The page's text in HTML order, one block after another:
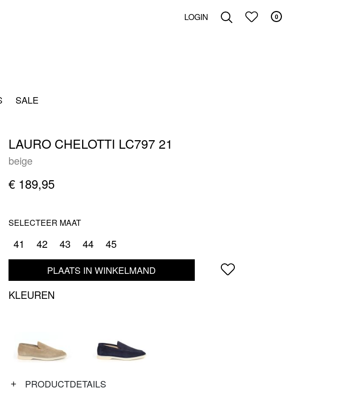
LOGIN 0
SALE
LAURO CHELOTTI LC797 21
beige
€ 189,95
SELECTEER MAAT
41 42 43 44 45
PLAATS IN WINKELMAND
KLEUREN
PRODUCTDETAILS